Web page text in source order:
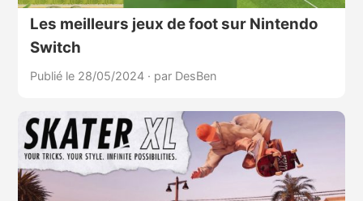
Les meilleurs jeux de foot sur Nintendo
Switch
Publié le 28/05/2024 · par DesBen